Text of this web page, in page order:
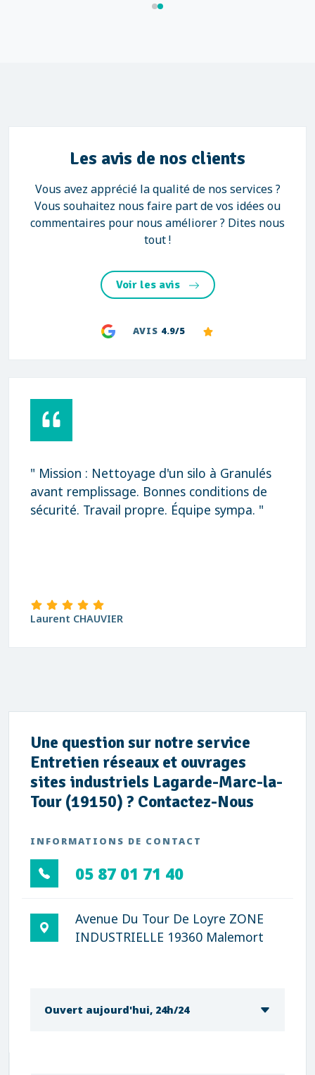
Les avis de nos clients
Vous avez apprécié la qualité de nos services ?
Vous souhaitez nous faire part de vos idées ou
commentaires pour nous améliorer ? Dites nous
tout !
Voir les avis
AVIS 4.9/5
" Mission : Nettoyage d'un silo à Granulés
avant remplissage. Bonnes conditions de
sécurité. Travail propre. Équipe sympa. "
Laurent CHAUVIER
Une question sur notre service
Entretien réseaux et ouvrages
sites industriels Lagarde-Marc-la-
Tour (19150) ? Contactez-Nous
INFORMATIONS DE CONTACT
05 87 01 71 40
Avenue Du Tour De Loyre ZONE
INDUSTRIELLE 19360 Malemort
Ouvert aujourd'hui, 24h/24